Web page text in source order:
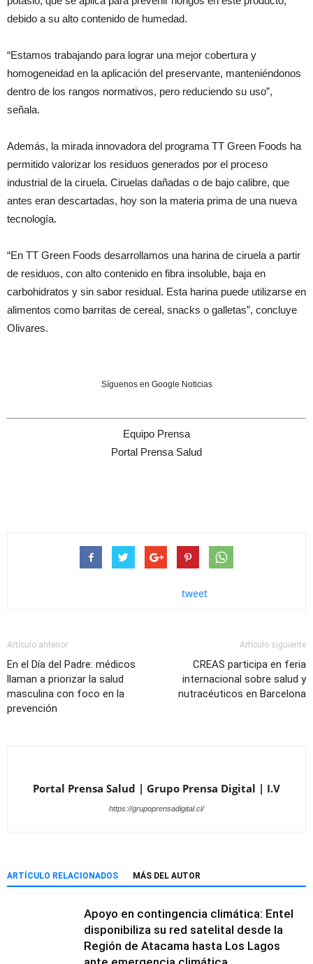
debido a su alto contenido de humedad.
“Estamos trabajando para lograr una mejor cobertura y
homogeneidad en la aplicación del preservante, manteniéndonos
dentro de los rangos normativos, pero reduciendo su uso”,
señala.
Además, la mirada innovadora del programa TT Green Foods ha
permitido valorizar los residuos generados por el proceso
industrial de la ciruela. Ciruelas dañadas o de bajo calibre, que
antes eran descartadas, hoy son la materia prima de una nueva
tecnología.
“En TT Green Foods desarrollamos una harina de ciruela a partir
de residuos, con alto contenido en fibra insoluble, baja en
carbohidratos y sin sabor residual. Esta harina puede utilizarse en
alimentos como barritas de cereal, snacks o galletas”, concluye
Olivares.
Síguenos en Google Noticias
Equipo Prensa
Portal Prensa Salud
tweet
Artículo anterior
En el Día del Padre: médicos
llaman a priorizar la salud
masculina con foco en la
prevención
Artículo siguiente
CREAS participa en feria
internacional sobre salud y
nutracéuticos en Barcelona
Portal Prensa Salud | Grupo Prensa Digital | I.V
https://grupoprensadigital.cl/
ARTÍCULO RELACIONADOS MÁS DEL AUTOR
Apoyo en contingencia climática: Entel
disponibiliza su red satelital desde la
Región de Atacama hasta Los Lagos